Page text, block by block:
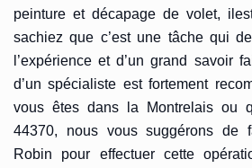
peinture et décapage de volet,
sachiez que c’est une tâche qui
l’expérience et d’un grand savoir
d’un spécialiste est fortement
vous êtes dans la Montrelais ou
44370, nous vous suggérons de
Robin pour effectuer cette